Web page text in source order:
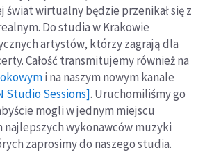
wirtualny będzie przenikał się z
Do studia w Krakowie
artystów, którzy zagrają dla
Całość transmitujemy również na
i na naszym nowym kanale
Studio Sessions]. Uruchomiliśmy go
mogli w jednym miejscu
najlepszych wykonawców muzyki
zaprosimy do naszego studia.